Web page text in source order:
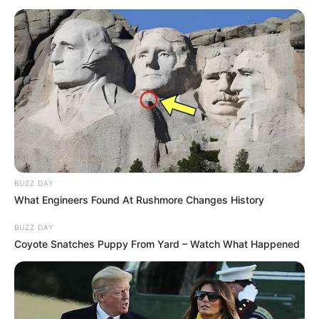
Também separamos dois tutoriais em vídeo
delembrancinha Dia dos Pais educação infantil,
assim não faltarão opções para presentear!
Confira!
Veja também:
9 Moldes de Caixas de Papel para Presentes
Cartão para o Dia dos Pais: 30 Modelos para
Imprimir Gratuitamente
Por que se comemora o Dia dos Pais em agosto?
Como fazer lembrancinha para o Dia dos Pais
passo a passo
O que dar de lembrancinha de Dia dos Pais?
BUZZ DAY
What Engineers Found At Rushmore Changes History
BUZZ DAY
Coyote Snatches Puppy From Yard – Watch What Happened